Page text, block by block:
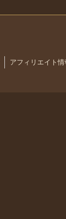
アフィリエイト